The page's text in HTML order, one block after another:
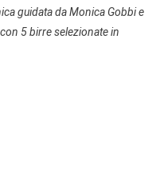
guidata da Monica Gobbi e
5 birre selezionate in